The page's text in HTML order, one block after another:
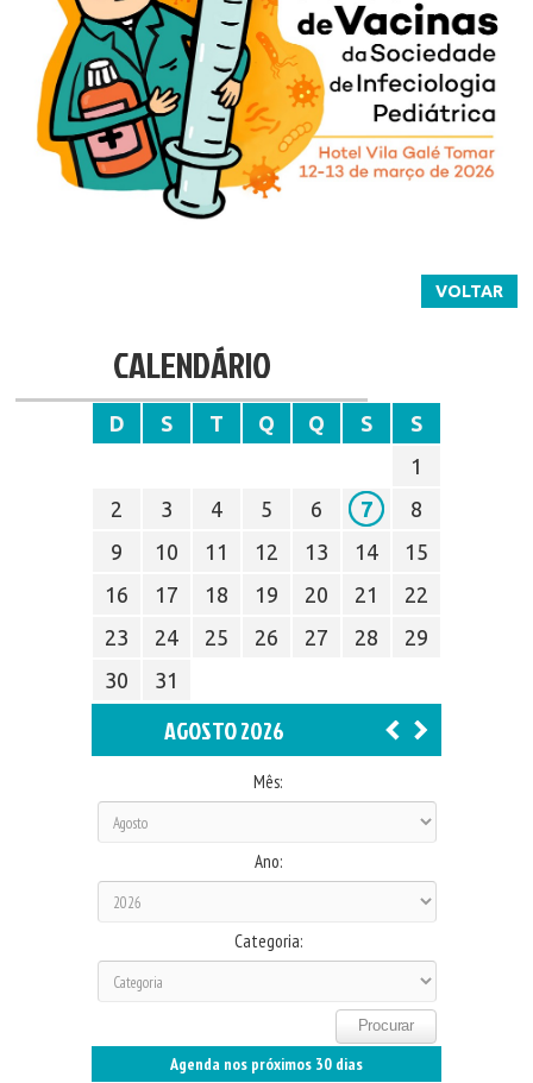
VOLTAR
CALENDÁRIO
D S T Q Q S
S
1
2
3 4 5 6 7
8
9
10 11 12 13 14
15
16
17 18 19 20 21
22
23
24 25 26 27 28
29
30
31
AGOSTO 2026
Mês:
Ano:
Categoria:
Agenda nos próximos 30 dias